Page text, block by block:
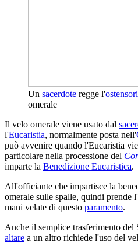
Un sacerdote regge l'
omerale
Il velo omerale viene usato dal
l'Eucaristia, normalmente posta nell'
può avvenire quando l'Eucaristia
particolare nella processione del
imparte la Benedizione Eucaristica.
All'officiante che impartisce la
omerale sulle spalle, quindi prende l'
mani velate di questo paramento.
Anche il semplice trasferimento del
altare a un altro richiede l'uso del